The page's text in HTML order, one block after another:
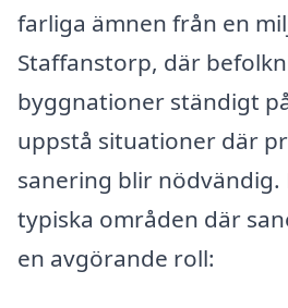
farliga ämnen från en
Staffanstorp, där
byggnationer ständigt
uppstå situationer där
sanering blir nödvändig.
typiska områden där
en avgörande roll: